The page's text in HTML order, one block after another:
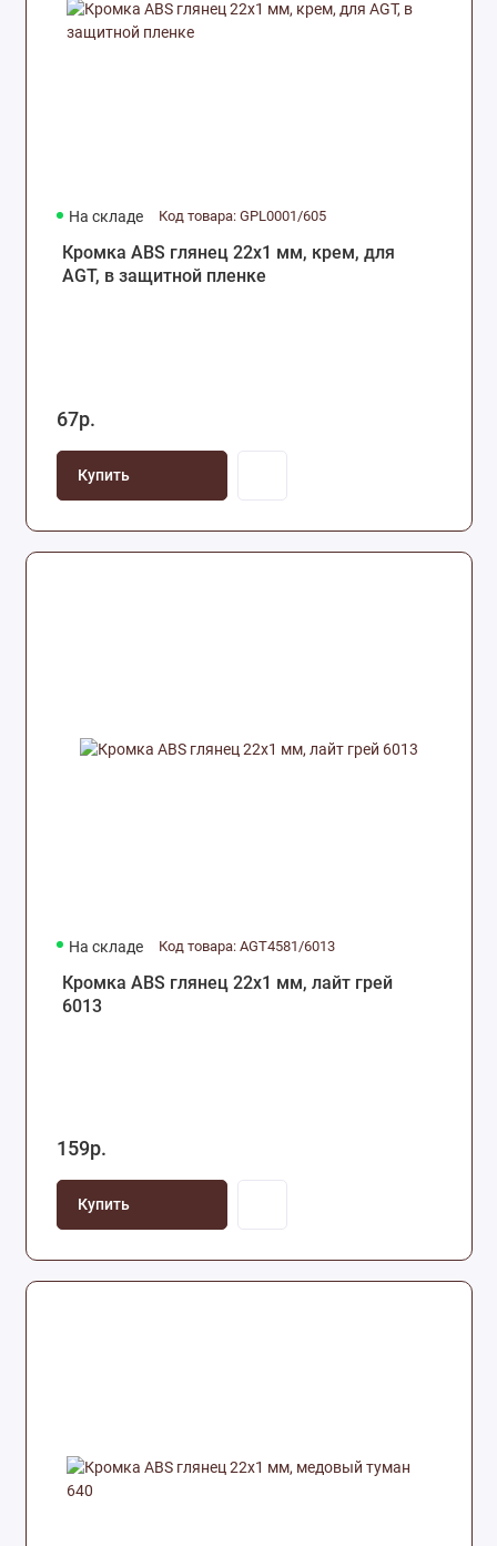
На складе Код товара: GPL0001/605
Кромка ABS глянец 22х1 мм, крем, для
AGT, в защитной пленке
67р.
Купить
На складе Код товара: AGT4581/6013
Кромка ABS глянец 22х1 мм, лайт грей
6013
159р.
Купить